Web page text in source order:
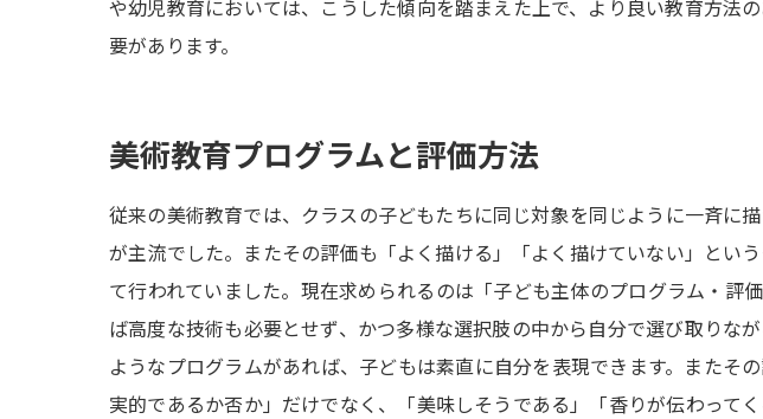
来
や幼児教育においては、こうした傾向を踏まえた上で、より良い教育方法
要があります。
美術教育プログラムと評価方法
従来の美術教育では、クラスの子どもたちに同じ対象を同じように一斉に
が主流でした。またその評価も「よく描ける」「よく描けていない」とい
て行われていました。現在求められるのは「子ども主体のプログラム・評
ば高度な技術も必要とせず、かつ多様な選択肢の中から自分で選び取りな
ようなプログラムがあれば、子どもは素直に自分を表現できます。またそ
実的であるか否か」だけでなく、「美味しそうである」「香りが伝わって